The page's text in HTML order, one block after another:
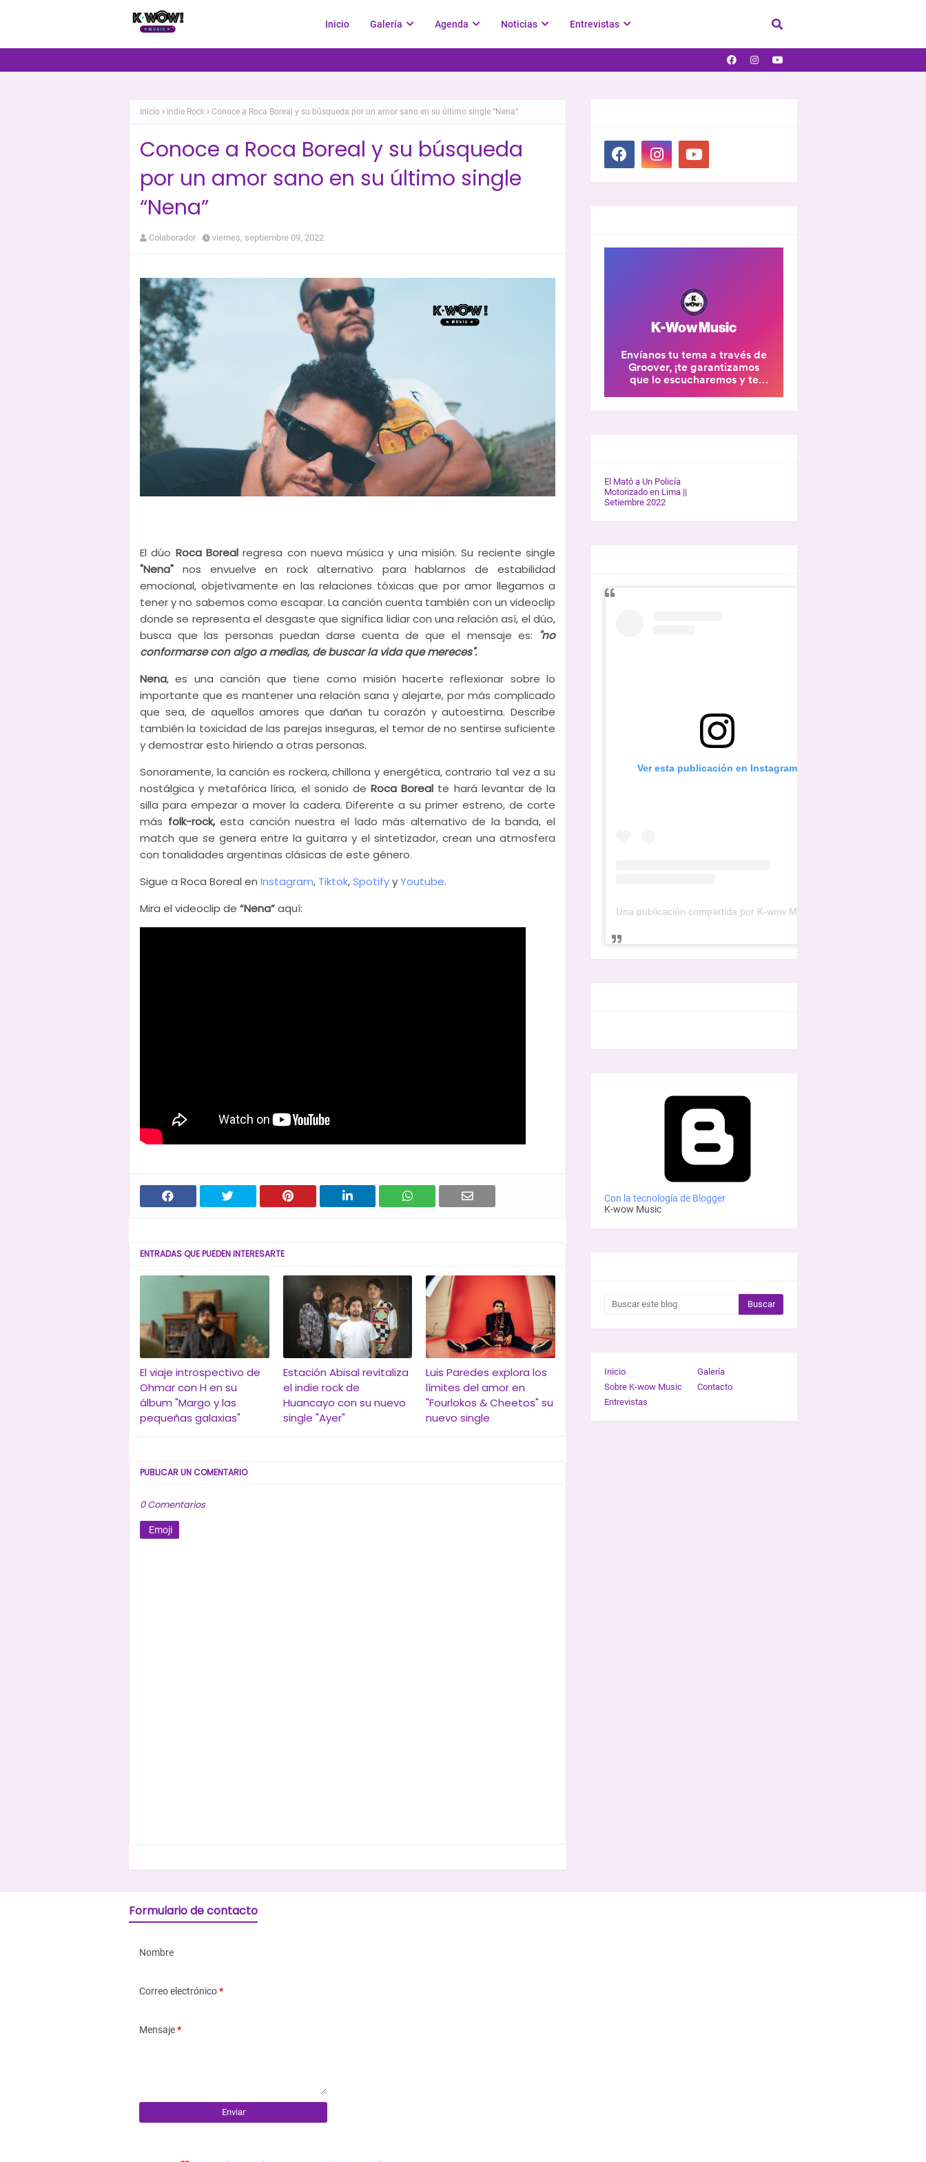
Inicio Galería Agenda Noticias Entrevistas
Inicio Indie Rock Conoce a Roca Boreal y su búsqueda por un amor sano en su último single “Nena”
Conoce a Roca Boreal y su búsqueda
por un amor sano en su último single
“Nena”
Colaborador viernes, septiembre 09, 2022
El dúo Roca Borealregresa con nueva música y una misión. Su reciente single
"Nena" nos envuelve en rock alternativo para hablarnos de estabilidad
emocional, objetivamente en las relaciones tóxicas que por amor llegamos a
tener y no sabemos como escapar. La canción cuenta también con un videoclip
donde se representa el desgaste que significa lidiar con una relación así, el dúo,
busca que las personas puedan darse cuenta de que el mensaje es:
"no
conformarse con algo a medias, de buscar la vida que mereces".
Nena, es una canción que tiene como misión hacerte reflexionar sobre lo
importante que es mantener una relación sana y alejarte, por más complicado
que sea, de aquellos amores que dañan tu corazón y autoestima. Describe
también la toxicidad de las parejas inseguras, el temor de no sentirse suficiente
y demostrar esto hiriendo a otras personas.
Sonoramente, la canción es rockera, chillona y energética, contrario tal vez a su
nostálgica y metafórica lírica, el sonido deRoca Boreal te hará levantar de la
silla para empezar a mover la cadera. Diferente a su primer estreno, de corte
más folk-rock,esta canción nuestra el lado más alternativo de la banda, el
match que se genera entre la guitarra y el sintetizador, crean una atmosfera
con tonalidades argentinas clásicas de este género.
Sigue a Roca Boreal en Instagram, Tiktok,SpotifyyYoutube.
Mira el videoclip de “Nena”aquí:
ENTRADAS QUE PUEDEN INTERESARTE
El viaje introspectivo de
Ohmar con H en su
álbum "Margo y las
pequeñas galaxias"
Estación Abisal revitaliza
el indie rock de
Huancayo con su nuevo
single "Ayer"
Luis Paredes explora los
límites del amor en
"Fourlokos & Cheetos" su
nuevo single
PUBLICAR UN COMENTARIO
0 Comentarios
Emoji
El Mató a Un Policía
Motorizado en Lima ||
Setiembre 2022
Ver esta publicación en Instagram
Con la tecnología de Blogger
K-wow Music
Inicio
Galería
Sobre K-wow Music
Contacto
Entrevistas
Formulario de contacto
Nombre
Correo electrónico*
Mensaje*